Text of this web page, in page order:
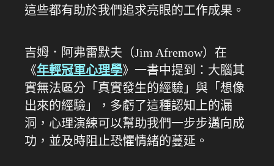
這些都有助於我們追求亮眼的工作成果。
吉姆．阿弗雷默夫（Jim Afremow）在
《年輕冠軍心理學》一書中提到：大腦其
實無法區分「真實發生的經驗」與「想像
出來的經驗」，多虧了這種認知上的漏
洞，心理演練可以幫助我們一步步邁向成
功，並及時阻止恐懼情緒的蔓延。